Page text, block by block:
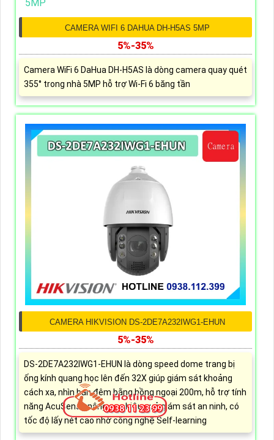
CAMERA WIFI 6 DAHUA DH-H5AS 5MP
5%-35%
Camera WiFi 6 DaHua DH-H5AS là dòng camera quay quét
355° trong nhà 5MP hỗ trợ Wi-Fi 6 băng tần
CAMERA HIKVISION DS-2DE7A232IWG1-EHUN
5%-35%
DS-2DE7A232IWG1-EHUN là dòng speed dome trang bị
ống kính quang học lên đến 32X giúp giám sát khoảng
cách xa, nhìn ban đêm bằng hồng ngoại 200m, hỗ trợ tính
năng AcuSense nâng cao hiệu quả giám sát an ninh, có
tốc độ lấy nét cao nhờ công nghệ Self-learning